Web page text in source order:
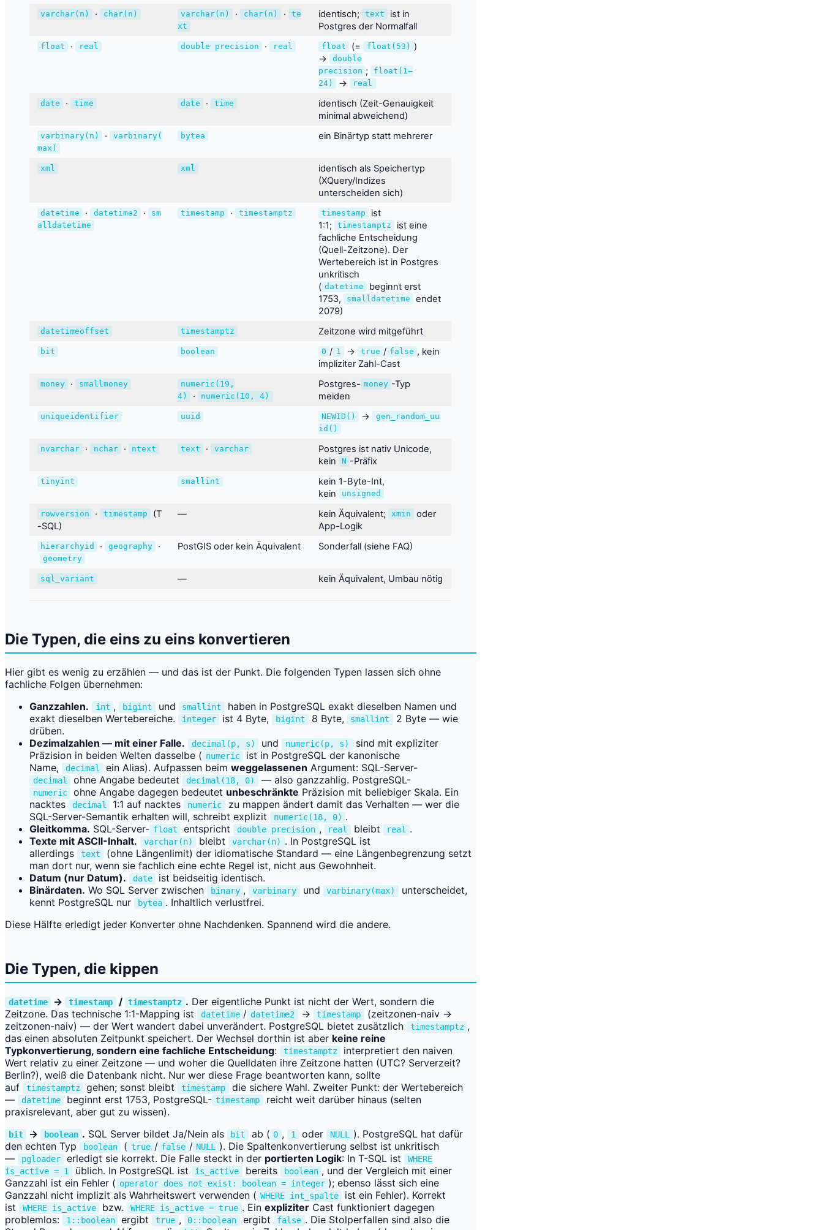
varchar(n) · char(n) varchar(n) · char(n) ·
te
xt
identisch; text
ist in
Postgres der Normalfall
float · real double precision · real float (= float(53) )
→
double
precision ;
float(1–
24)
→ real
date · time date · time
identisch (Zeit-Genauigkeit
minimal abweichend)
varbinary(n) ·
varbinary(
max)
bytea ein Binärtyp statt mehrerer
xml xml
identisch als Speichertyp
(XQuery/Indizes
unterscheiden sich)
datetime · datetime2 ·
sm
alldatetime
timestamp · timestamptz timestamp
ist
1:1;
timestamptz
ist eine
fachliche Entscheidung
(Quell-Zeitzone). Der
Wertebereich ist in Postgres
unkritisch
( datetime
beginnt erst
1753,
smalldatetime
endet
2079)
datetimeoffset timestamptz Zeitzone wird mitgeführt
bit boolean 0 / 1 → true / false , kein
impliziter Zahl-Cast
money · smallmoney
numeric(19,
4)
· numeric(10, 4)
Postgres- money -Typ
meiden
uniqueidentifier uuid NEWID() →
gen_random_uu
id()
nvarchar · nchar · ntext text · varchar
Postgres ist nativ Unicode,
kein
N -Präfix
tinyint smallint
kein 1-Byte-Int,
kein
unsigned
rowversion · timestamp
(T
-SQL)
— kein Äquivalent; xmin
oder
App-Logik
hierarchyid · geography ·
geometry
PostGIS oder kein Äquivalent Sonderfall (siehe FAQ)
sql_variant — kein Äquivalent, Umbau nötig
Die Typen, die eins zu eins konvertieren
Hier gibt es wenig zu erzählen — und das ist der Punkt. Die folgenden Typen lassen sich ohne
fachliche Folgen übernehmen:
Ganzzahlen.
int , bigint und smallint
haben in PostgreSQL exakt dieselben Namen und
exakt dieselben Wertebereiche.
integer ist 4 Byte, bigint 8 Byte, smallint
2 Byte — wie
drüben.
Dezimalzahlen — mit einer Falle.
decimal(p, s) und numeric(p, s)
sind mit expliziter
Präzision in beiden Welten dasselbe ( numeric
ist in PostgreSQL der kanonische
Name,
decimal ein Alias). Aufpassen beimweggelassenen Argument: SQL-Server-
decimal ohne Angabe bedeutet decimal(18, 0) — also ganzzahlig. PostgreSQL-
numeric ohne Angabe dagegen bedeutet unbeschränkte Präzision mit beliebiger Skala. Ein
nacktes
decimal 1:1 auf nacktes numeric
zu mappen ändert damit das Verhalten — wer die
SQL-Server-Semantik erhalten will, schreibt explizit
numeric(18, 0) .
Gleitkomma. SQL-Server- float entspricht double precision , real bleibt real .
Texte mit ASCII-Inhalt.
varchar(n) bleibt varchar(n) . In PostgreSQL ist
allerdings
text
(ohne Längenlimit) der idiomatische Standard — eine Längenbegrenzung setzt
man dort nur, wenn sie fachlich eine echte Regel ist, nicht aus Gewohnheit.
Datum (nur Datum).
date
ist beidseitig identisch.
Binärdaten. Wo SQL Server zwischen binary , varbinary und varbinary(max)
unterscheidet,
kennt PostgreSQL nur
bytea . Inhaltlich verlustfrei.
Diese Hälfte erledigt jeder Konverter ohne Nachdenken. Spannend wird die andere.
Die Typen, die kippen
datetime → timestamp / timestamptz . Der eigentliche Punkt ist nicht der Wert, sondern die
Zeitzone. Das technische 1:1-Mapping ist
datetime / datetime2 → timestamp
(zeitzonen-naiv →
zeitzonen-naiv) — der Wert wandert dabei unverändert. PostgreSQL bietet zusätzlich
timestamptz ,
das einen absoluten Zeitpunkt speichert. Der Wechsel dorthin ist aber keine reine
Typkonvertierung, sondern eine fachliche Entscheidung: timestamptz
interpretiert den naiven
Wert relativ zu einer Zeitzone — und woher die Quelldaten ihre Zeitzone hatten (UTC? Serverzeit?
Berlin?), weiß die Datenbank nicht. Nur wer diese Frage beantworten kann, sollte
auf
timestamptz gehen; sonst bleibt timestamp
die sichere Wahl. Zweiter Punkt: der Wertebereich
—
datetime beginnt erst 1753, PostgreSQL- timestamp
reicht weit darüber hinaus (selten
praxisrelevant, aber gut zu wissen).
bit → boolean . SQL Server bildet Ja/Nein als bit ab ( 0 , 1 oder NULL ). PostgreSQL hat dafür
den echten Typ
boolean ( true / false / NULL ). Die Spaltenkonvertierung selbst ist unkritisch
—
pgloader erledigt sie korrekt. Die Falle steckt in der portierten Logik: In T-SQL ist
WHERE
is_active = 1
üblich. In PostgreSQL ist is_active bereits boolean , und der Vergleich mit einer
Ganzzahl ist ein Fehler ( operator does not exist: boolean = integer ); ebenso lässt sich eine
Ganzzahl nicht implizit als Wahrheitswert verwenden ( WHERE int_spalte
ist ein Fehler). Korrekt
ist
WHERE is_active bzw. WHERE is_active = true . Ein expliziterCast funktioniert dagegen
problemlos:
1::boolean ergibt true , 0::boolean ergibt false . Die Stolperfallen sind also die